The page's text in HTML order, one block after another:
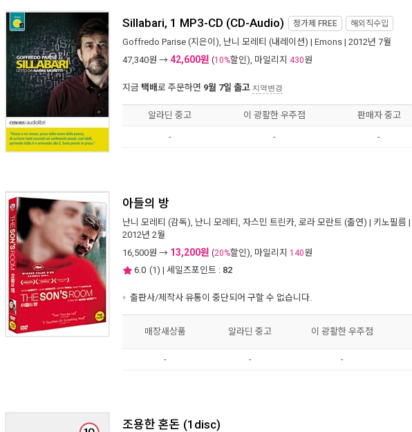
Sillabari, 1 MP3-CD (CD-Audio) 정가제 FREE 해외직수입
Goffredo Parise (지은이), 난니 모레티 (내레이션) | Emons | 2012년 7월
47,340원 → 42,600원 (10%할인), 마일리지 430원
지금 택배로 주문하면 9월 7일 출고 지역변경
알라딘 중고 이 광활한 우주점 판매자 중고
- - -
아들의 방
난니 모레티 (감독), 난니 모레티 , 자스민 트린카, 로라 모란트 (출연) | 키노필름 |
2012년 2월
16,500원 → 13,200원 (20%할인), 마일리지 140원
6.0 (1) | 세일즈포인트 : 82
출판사/제작사 유통이 중단되어 구할 수 없습니다.
매장새상품 알라딘 중고 이 광활한 우주점
- - -
조용한 혼돈 (1disc)